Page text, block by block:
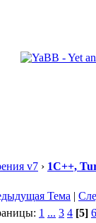
v7 › 1С++,
Тема |
1 ... 3 4 [5] 6